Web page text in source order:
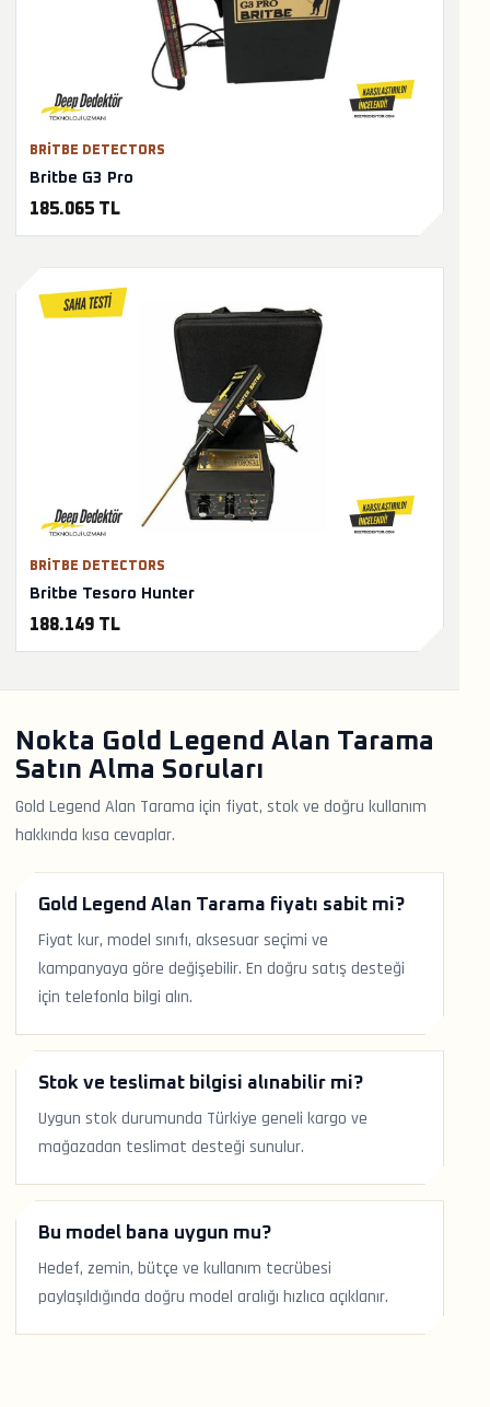
BRITBE DETECTORS
Britbe G3 Pro
185.065 TL
BRITBE DETECTORS
Britbe Tesoro Hunter
188.149 TL
Nokta Gold Legend Alan Tarama
Satın Alma Soruları
Gold Legend Alan Tarama için fiyat, stok ve doğru kullanım
hakkında kısa cevaplar.
Gold Legend Alan Tarama fiyatı sabit mi?
Fiyat kur, model sınıfı, aksesuar seçimi ve
kampanyaya göre değişebilir. En doğru satış desteği
için telefonla bilgi alın.
Stok ve teslimat bilgisi alınabilir mi?
Uygun stok durumunda Türkiye geneli kargo ve
mağazadan teslimat desteği sunulur.
Bu model bana uygun mu?
Hedef, zemin, bütçe ve kullanım tecrübesi
paylaşıldığında doğru model aralığı hızlıca açıklanır.